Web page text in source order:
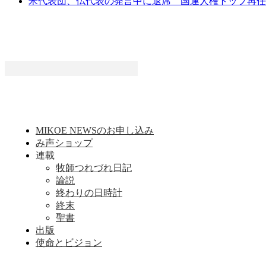
MIKOE NEWSのお申し込み
み声ショップ
連載
牧師つれづれ日記
論説
終わりの日時計
終末
聖書
出版
使命とビジョン